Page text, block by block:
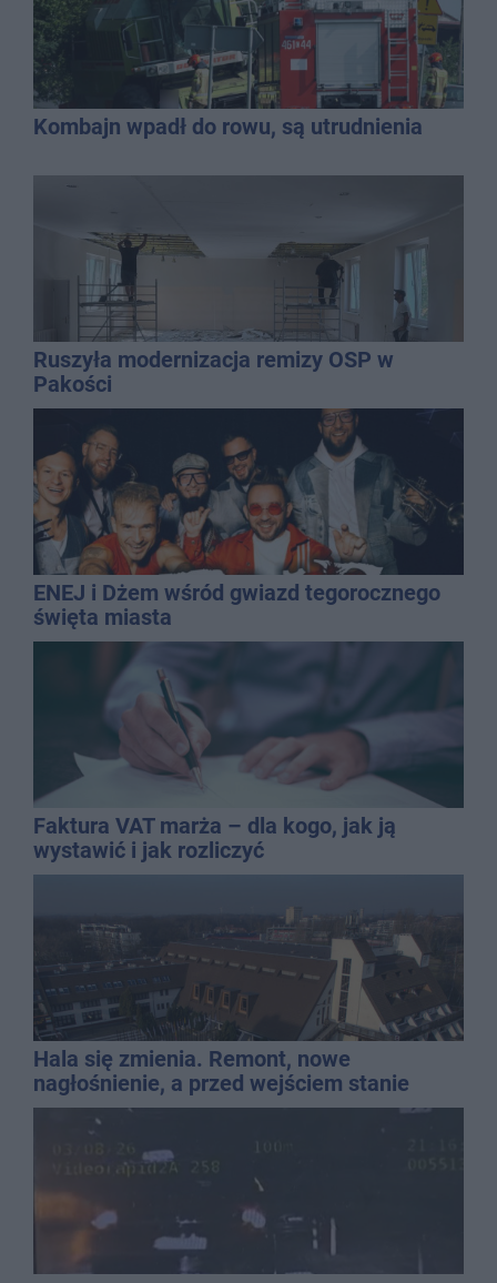
Kombajn wpadł do rowu, są utrudnienia
Ruszyła modernizacja remizy OSP w
Pakości
ENEJ i Dżem wśród gwiazd tegorocznego
święta miasta
Faktura VAT marża – dla kogo, jak ją
wystawić i jak rozliczyć
Hala się zmienia. Remont, nowe
nagłośnienie, a przed wejściem stanie
QEMETICA ARENA